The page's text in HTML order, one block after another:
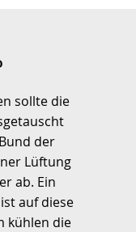
sollte die
der
Lüftung
ab. Ein
auf diese
kühlen die